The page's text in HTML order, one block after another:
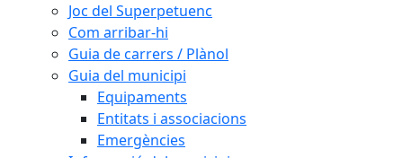
Joc del Superpetuenc
Com arribar-hi
Guia de carrers / Plànol
Guia del municipi
Equipaments
Entitats i associacions
Emergències